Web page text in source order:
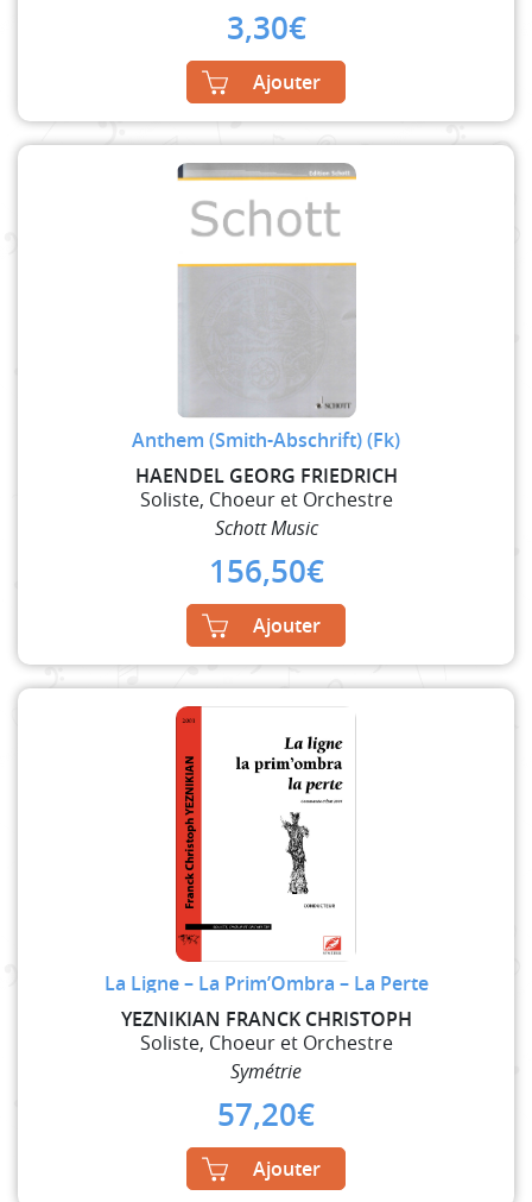
3,30€
Ajouter
Anthem (Smith-Abschrift) (Fk)
HAENDEL GEORG FRIEDRICH
Soliste, Choeur et Orchestre
Schott Music
156,50€
Ajouter
La Ligne – La Prim’Ombra – La Perte
YEZNIKIAN FRANCK CHRISTOPH
Soliste, Choeur et Orchestre
Symétrie
57,20€
Ajouter